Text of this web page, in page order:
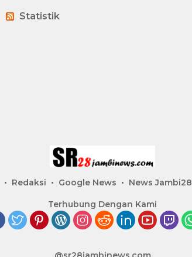
Statistik
Redaksi Google News News Jambi28
Terhubung Dengan Kami